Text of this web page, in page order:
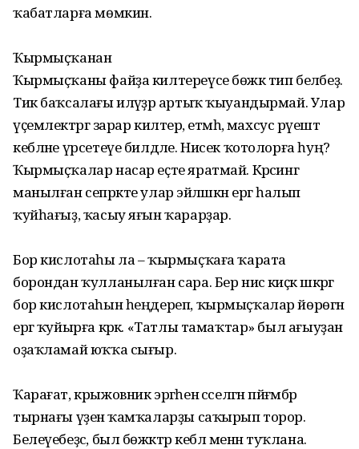
ҡабатларға мөмкин.
Ҡырмыҫҡанан
Ҡырмыҫҡаны файҙа килтереүсе бөжәк тип беләбеҙ.
Тик баҡсалағы иләүҙәр артыҡ ҡыуандырмай. Улар
үҫемлектәргә зарар килтерә, етмәһә, махсус рәүештә
кебләне үрсетеүе билдәле. Нисек ҡотолорға һуң?
Ҡырмыҫҡалар насар еҫте яратмай. Кәрәсингә
манылған сепрәкте улар эйәләшкән ергә һалып
ҡуйһағыҙ, ҡасыу яғын ҡарарҙар.
Бор кислотаһы ла – ҡырмыҫҡаға ҡарата
борондан ҡулланылған сара. Бер нисә киҫәк шәкәргә
бор кислотаһын һеңдереп, ҡырмыҫҡалар йөрөгән
ергә ҡуйырға кәрәк. «Татлы тамаҡтар» был ағыуҙан
оҙаҡламай юҡҡа сығыр.
Ҡарағат, крыжовник эргәһенә сәселгән пәйғәмбәр
тырнағы үҙенә ҡамҡаларҙы саҡырып торор.
Белеүебеҙсә, был бөжәктәр кеблә менән туҡлана.